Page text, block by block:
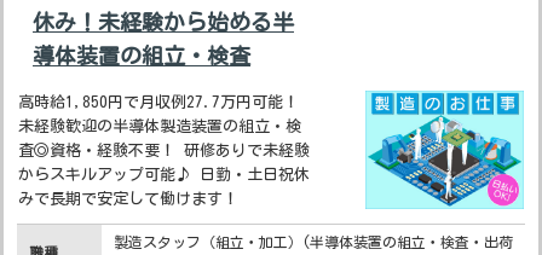
休み！未経験から始める半
導体装置の組立・検査
高時給1,850円で月収例27.7万円可能！
未経験歓迎の半導体製造装置の組立・検
査◎資格・経験不要！ 研修ありで未経験
からスキルアップ可能♪ 日勤・土日祝休
みで長期で安定して働けます！
製造スタッフ（組立・加工）(半導体装置の組立・検査・出荷